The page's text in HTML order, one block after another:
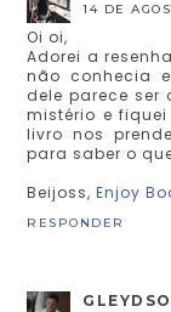
14 DE
Oi oi,
Adorei a
não conhecia
dele parece ser
mistério e
livro nos
para saber o
Beijoss,Enjoy
RESPONDER